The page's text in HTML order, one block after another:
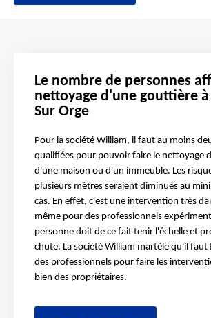
Le nombre de personnes
nettoyage d'une gouttière à
Sur Orge
Pour la société William, il faut au moins
qualifiées pour pouvoir faire le nettoyage
d'une maison ou d'un immeuble. Les
plusieurs mètres seraient diminués au
cas. En effet, c'est une intervention très
même pour des professionnels
personne doit de ce fait tenir l'échelle et
chute. La société William martèle qu'il faut
des professionnels pour faire les
bien des propriétaires.